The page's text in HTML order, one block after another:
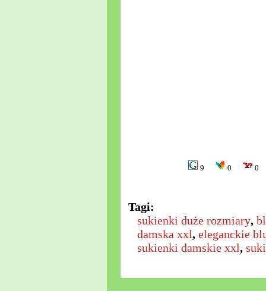
9 0 0
Tagi:
sukienki duże rozmiary,
damska xxl, eleganckie
sukienki damskie xxl,